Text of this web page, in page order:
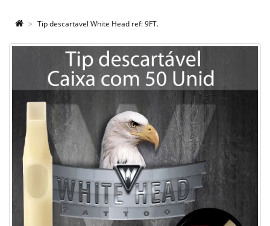
Tip descartavel White Head ref: 9FT.